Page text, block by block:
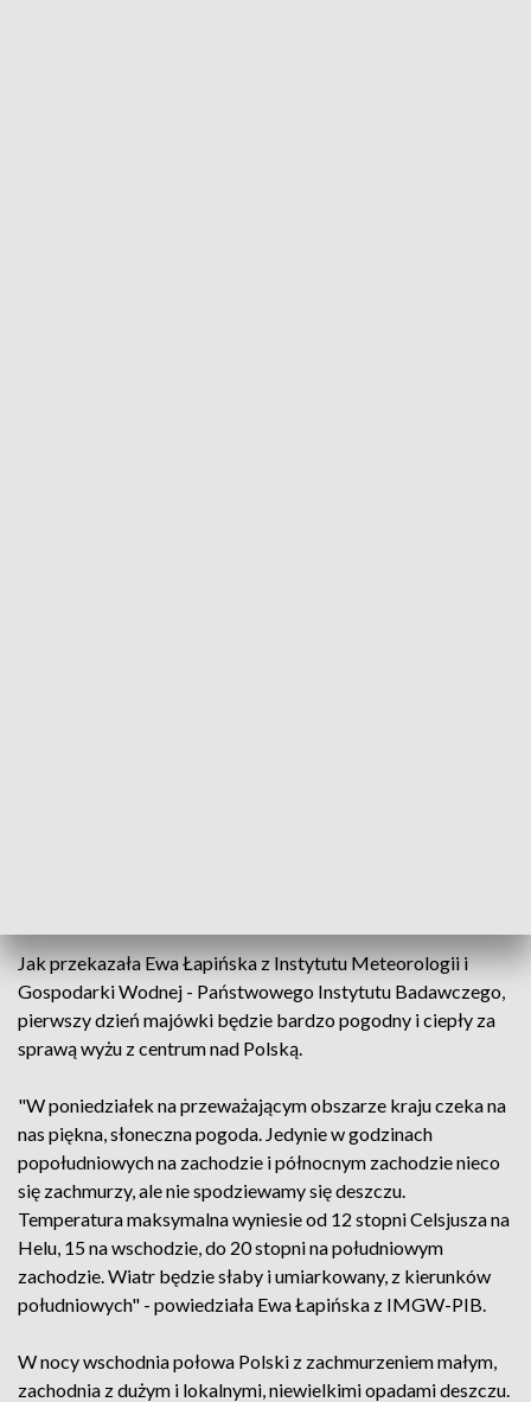
Jak przekazała Ewa Łapińska z Instytutu Meteorologii i
Gospodarki Wodnej - Państwowego Instytutu Badawczego,
pierwszy dzień majówki będzie bardzo pogodny i ciepły za
sprawą wyżu z centrum nad Polską.
"W poniedziałek na przeważającym obszarze kraju czeka na
nas piękna, słoneczna pogoda. Jedynie w godzinach
popołudniowych na zachodzie i północnym zachodzie nieco
się zachmurzy, ale nie spodziewamy się deszczu.
Temperatura maksymalna wyniesie od 12 stopni Celsjusza na
Helu, 15 na wschodzie, do 20 stopni na południowym
zachodzie. Wiatr będzie słaby i umiarkowany, z kierunków
południowych" - powiedziała Ewa Łapińska z IMGW-PIB.
W nocy wschodnia połowa Polski z zachmurzeniem małym,
zachodnia z dużym i lokalnymi, niewielkimi opadami deszczu.